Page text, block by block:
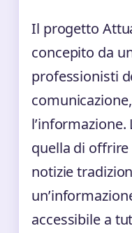
Il progetto
concepito da
professionisti
quella di offrire
notizie
accessibile a